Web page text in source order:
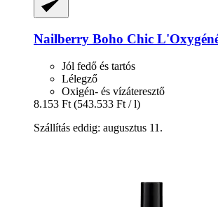
Nailberry Boho Chic
Jól fedő és tartós
Lélegző
Oxigén- és vízáteresztő
8.153 Ft (543.533 Ft / l)
Szállítás eddig: augusztus 11.